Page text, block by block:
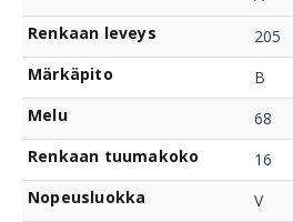
Renkaan leveys
205
Märkäpito
B
Melu
68
Renkaan tuumakoko
16
Nopeusluokka
V